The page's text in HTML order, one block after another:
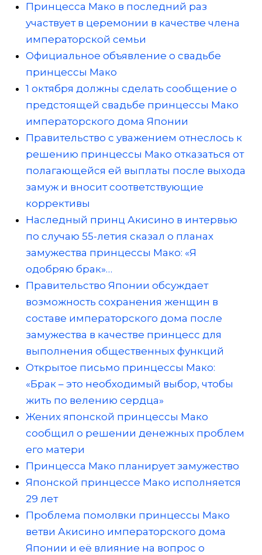
Принцесса Мако в последний раз
участвует в церемонии в качестве члена
императорской семьи
Официальное объявление о свадьбе
принцессы Мако
1 октября должны сделать сообщение о
предстоящей свадьбе принцессы Мако
императорского дома Японии
Правительство с уважением отнеслось к
решению принцессы Мако отказаться от
полагающейся ей выплаты после выхода
замуж и вносит соответствующие
коррективы
Наследный принц Акисино в интервью
по случаю 55-летия сказал о планах
замужества принцессы Мако: «Я
одобряю брак»…
Правительство Японии обсуждает
возможность сохранения женщин в
составе императорского дома после
замужества в качестве принцесс для
выполнения общественных функций
Открытое письмо принцессы Мако:
«Брак – это необходимый выбор, чтобы
жить по велению сердца»
Жених японской принцессы Мако
сообщил о решении денежных проблем
его матери
Принцесса Мако планирует замужество
Японской принцессе Мако исполняется
29 лет
Проблема помолвки принцессы Мако
ветви Акисино императорского дома
Японии и её влияние на вопрос о